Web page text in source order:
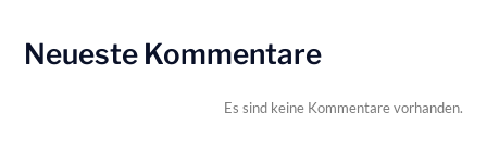
Neueste Kommentare
Es sind keine Kommentare vorhanden.